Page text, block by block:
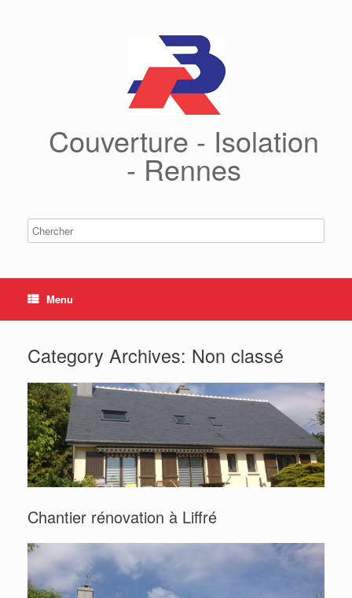
Couverture - Isolation
- Rennes
Menu
Category Archives: Non classé
Chantier rénovation à Liffré